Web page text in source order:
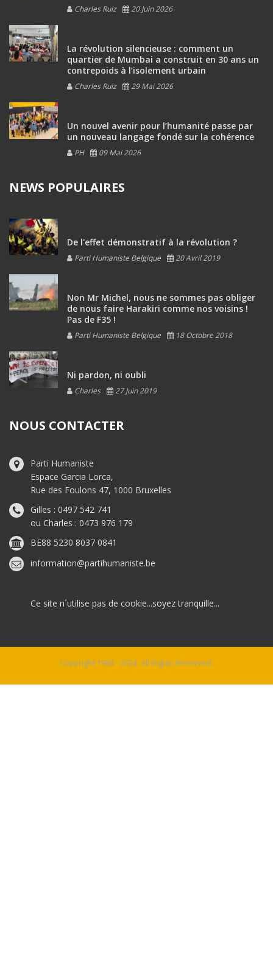
Charles Ruiz 20 Juin 2026
La révolution silencieuse : comment un
quartier de Mumbai a construit en 30 ans un
contrepoids à l’isolement urbain
Charles Ruiz 29 Mai 2026
Un nouvel avenir pour l’humanité passe par
un nouveau langage fondé sur la cohérence
PH 09 Mai 2026
NEWS POPULAIRES
De l'effet démonstratif à la révolution ?
Parti Humaniste Belgique 20 Avril 2019
Non Mr Michel, nous ne sommes pas obliger
de nous faire Harakiri comme nos voisins !
Pas de F35 !
Parti Humaniste Belgique 18 Octobre 2018
Ni pardon, ni oubli
Charles 27 Juin 2019
NOUS CONTACTER
Parti Humaniste
Espace Garcia Lorca,
Rue des Foulons 47, 1000 Bruxelles
Gilles : 0497 542 741
ou Charles : 0473 976 179
BE88 5230 8037 0841
information@partihumaniste.be
Ce site n´utilise pas de cookie...soyez tranquille...
Copyright 1984 - 2024. All Rights Reserved.